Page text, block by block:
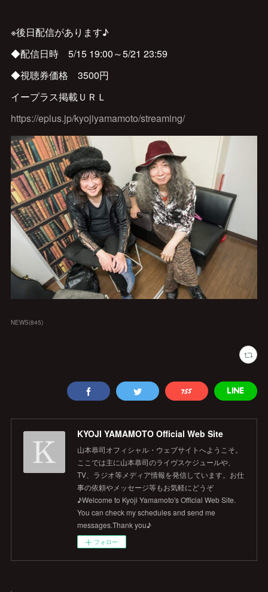
※後日配信があります♪
◆配信日時 5/15 19:00～5/21 23:59
◆視聴券価格 3500円
イープラス掲載ＵＲＬ
https://eplus.jp/kyojiyamamoto/streaming/
NEWS(845)
KYOJI YAMAMOTO Official Web Site
山本恭司オフィシャル・ウェブサイトへようこそ。
ここでは主に山本恭司のライヴスケジュールや、
TV、ラジオ等メディア情報を発信しています。お仕
事の依頼やメッセージ等もお気軽にどうぞ
♪Welcome to Kyoji Yamamoto's Official Web Site.
You can check my schedules and send me
messages.Thank you♪
フォロー